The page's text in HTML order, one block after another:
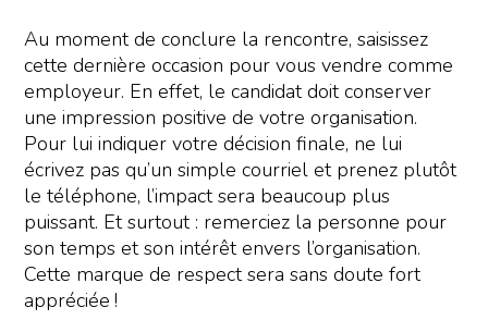
Au moment de conclure la rencontre, saisissez
cette dernière occasion pour vous vendre comme
employeur. En effet, le candidat doit conserver
une impression positive de votre organisation.
Pour lui indiquer votre décision finale, ne lui
écrivez pas qu’un simple courriel et prenez plutôt
le téléphone, l’impact sera beaucoup plus
puissant. Et surtout : remerciez la personne pour
son temps et son intérêt envers l’organisation.
Cette marque de respect sera sans doute fort
appréciée !